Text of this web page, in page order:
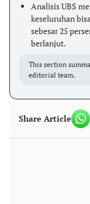
Analisis UBS
keseluruhan
sebesar 25
berlanjut.
This section
editorial team.
Share Article